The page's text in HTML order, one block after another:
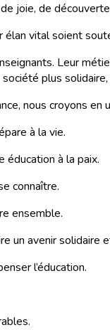
joie, de
vital soient
Leur
plus
nous croyons
à la vie.
éducation à la paix.
connaître.
ensemble.
un avenir solidaire
l’éducation.